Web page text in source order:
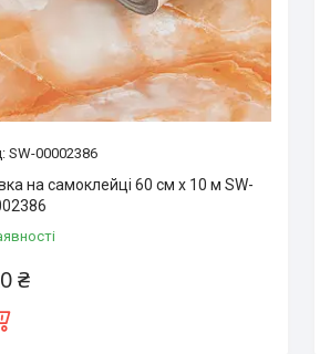
SW-00002386
на самоклейці 60 см х 10 м SW-
₴